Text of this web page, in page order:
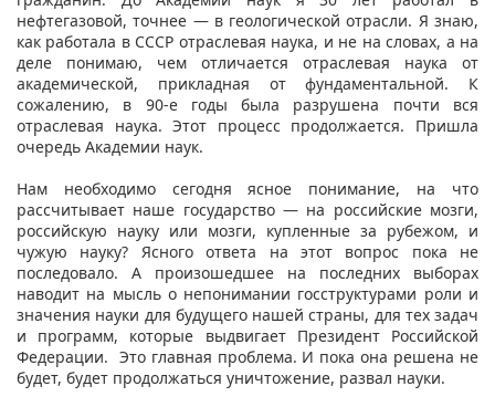
нефтегазовой, точнее — в геологической отрасли. Я знаю,
как работала в СССР отраслевая наука, и не на словах, а на
деле понимаю, чем отличается отраслевая наука от
академической, прикладная от фундаментальной. К
сожалению, в 90-е годы была разрушена почти вся
отраслевая наука. Этот процесс продолжается. Пришла
очередь Академии наук.
Нам необходимо сегодня ясное понимание, на что
рассчитывает наше государство — на российские мозги,
российскую науку или мозги, купленные за рубежом, и
чужую науку? Ясного ответа на этот вопрос пока не
последовало. А произошедшее на последних выборах
наводит на мысль о непонимании госструктурами роли и
значения науки для будущего нашей страны, для тех задач
и программ, которые выдвигает Президент Российской
Федерации. Это главная проблема. И пока она решена не
будет, будет продолжаться уничтожение, развал науки.